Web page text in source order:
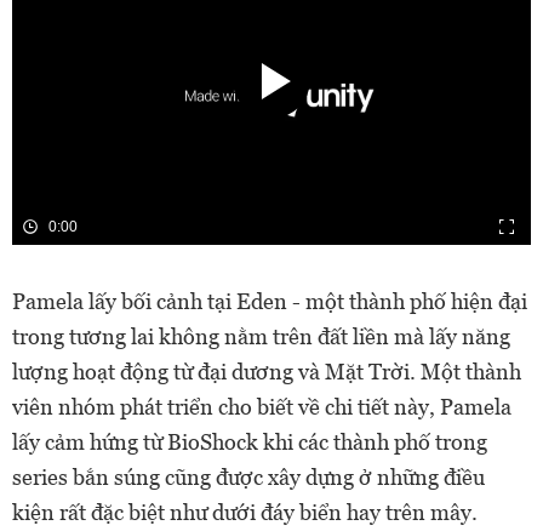
0:00
Pamela lấy bối cảnh tại Eden - một thành phố hiện đại
trong tương lai không nằm trên đất liền mà lấy năng
lượng hoạt động từ đại dương và Mặt Trời. Một thành
viên nhóm phát triển cho biết về chi tiết này, Pamela
lấy cảm hứng từ BioShock khi các thành phố trong
series bắn súng cũng được xây dựng ở những điều
kiện rất đặc biệt như dưới đáy biển hay trên mây.